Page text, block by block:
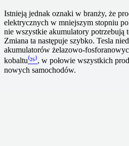
Istnieją jednak oznaki w branży, że
elektrycznych w mniejszym stopniu
nie wszystkie akumulatory potrzebują
Zmiana ta następuje szybko. Tesla
akumulatorów żelazowo-
kobaltu⁽²⁶⁾, w połowie wszystkich
nowych samochodów.